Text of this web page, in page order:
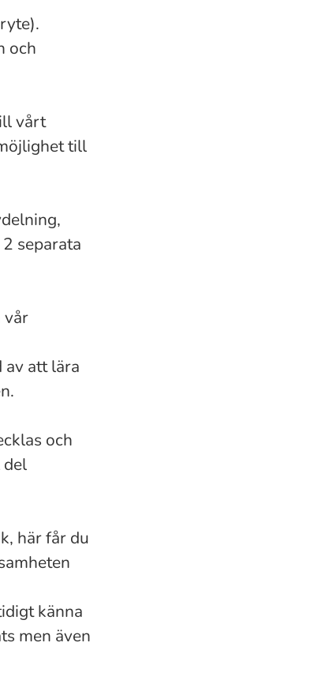
och
vårt
till
separata
vår
av att lära
och
del
här får du
känna
men även